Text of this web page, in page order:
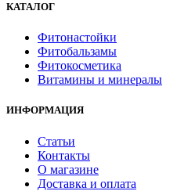
КАТАЛОГ
Фитонастойки
Фитобальзамы
Фитокосметика
Витамины и минералы
ИНФОРМАЦИЯ
Статьи
Контакты
О магазине
Доставка и оплата